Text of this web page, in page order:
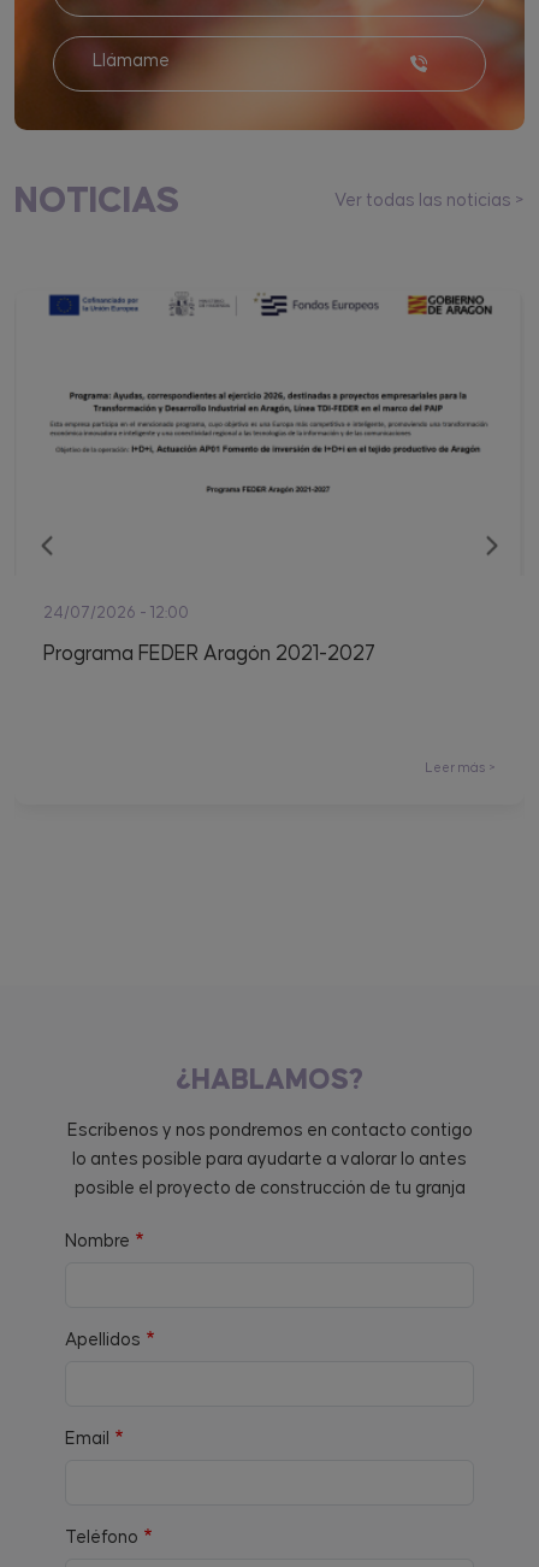
Llámame
NOTICIAS Ver todas las noticias >
24/07/2026 - 12:00
Programa FEDER Aragón 2021-2027
Leer más >
¿HABLAMOS?
Escríbenos y nos pondremos en contacto contigo
lo antes posible para ayudarte a valorar lo antes
posible el proyecto de construcción de tu granja
Nombre
Apellidos
Email
Teléfono